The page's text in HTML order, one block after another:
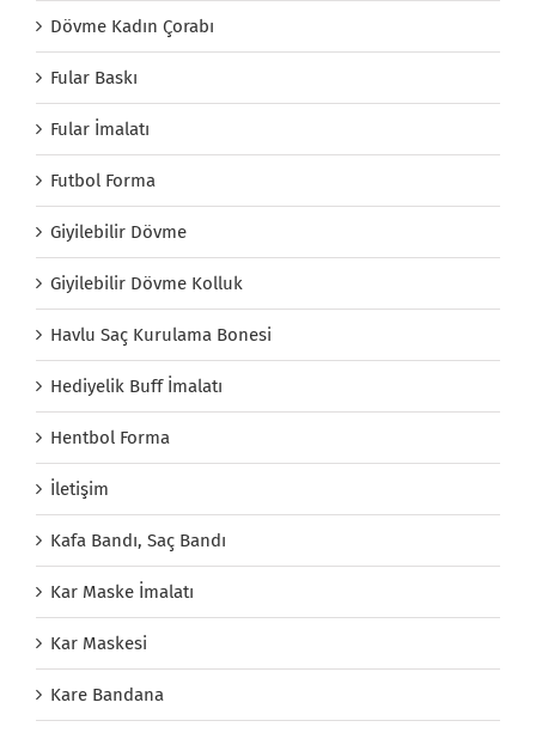
Dövme Kadın Çorabı
Fular Baskı
Fular İmalatı
Futbol Forma
Giyilebilir Dövme
Giyilebilir Dövme Kolluk
Havlu Saç Kurulama Bonesi
Hediyelik Buff İmalatı
Hentbol Forma
İletişim
Kafa Bandı, Saç Bandı
Kar Maske İmalatı
Kar Maskesi
Kare Bandana